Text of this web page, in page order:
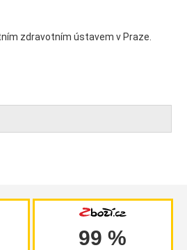
zdravotním ústavem v Praze.
99 %